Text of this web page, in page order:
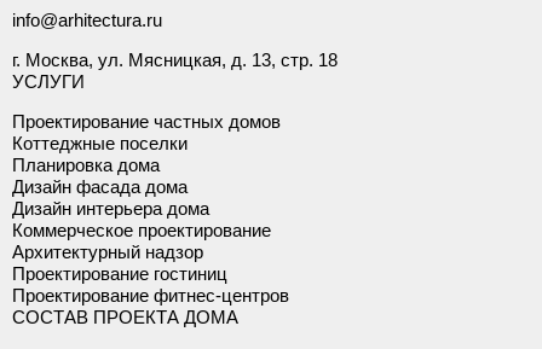
info@arhitectura.ru
г. Москва, ул. Мясницкая, д. 13, стр. 18
УСЛУГИ
Проектирование частных домов
Коттеджные поселки
Планировка дома
Дизайн фасада дома
Дизайн интерьера дома
Коммерческое проектирование
Архитектурный надзор
Проектирование гостиниц
Проектирование фитнес-центров
СОСТАВ ПРОЕКТА ДОМА